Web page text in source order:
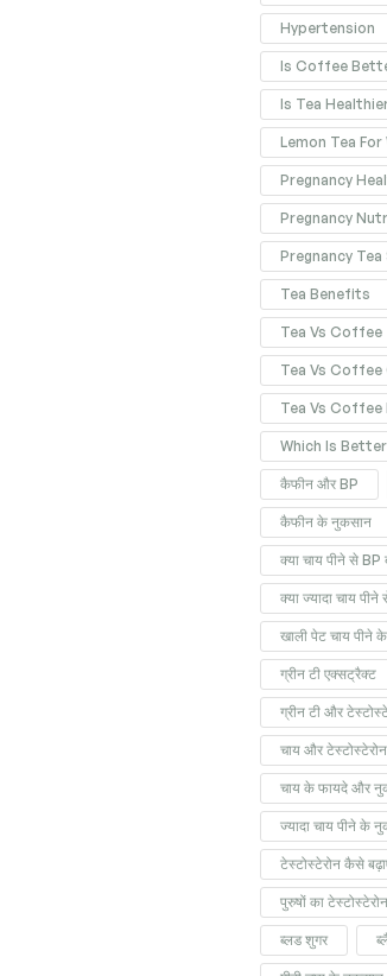
Hypertension
Is Coffee
Is Tea
Lemon Tea For
Pregnancy
Pregnancy
Pregnancy
Tea Benefits
Tea Vs Coffee
Tea Vs
Tea Vs
Which Is
कैफीन और BP
कैफीन के नुकसान
क्या चाय पीने से BP
क्या ज्यादा चाय
खाली पेट चाय पीने
ग्रीन टी एक्सट्रैक्ट
ग्रीन टी और
चाय और टेस्टोस्टेरोन
चाय के फायदे और
ज्यादा चाय पीने के
टेस्टोस्टेरोन कैसे
पुरुषों का टेस्टोस्टेरोन
ब्लड शुगर